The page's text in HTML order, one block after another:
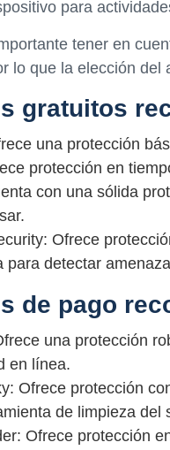
para
tener en
lo que la elección del
gratuitos
una protección
protección en
con una sólida
Ofrece
para detectar
de pago
una protección
en línea.
Ofrece protección
de limpieza del
Ofrece protección